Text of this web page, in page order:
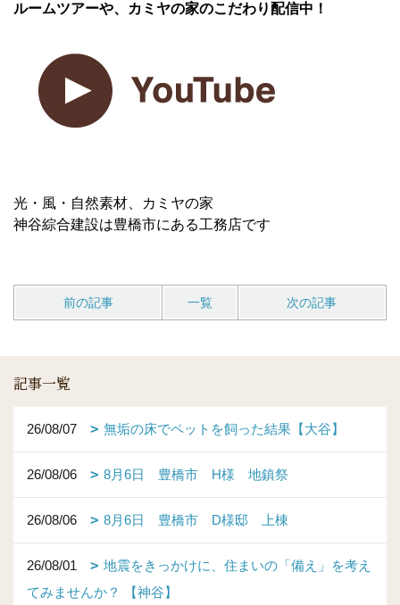
ルームツアーや、カミヤの家のこだわり配信中！
光・風・自然素材、カミヤの家
神谷綜合建設は豊橋市にある工務店です
前の記事 一覧 次の記事
記事一覧
26/08/07 無垢の床でペットを飼った結果【大谷】
26/08/06 8月6日 豊橋市 H様 地鎮祭
26/08/06 8月6日 豊橋市 D様邸 上棟
26/08/01
地震をきっかけに、住まいの「備え」を考え
てみませんか？ 【神谷】